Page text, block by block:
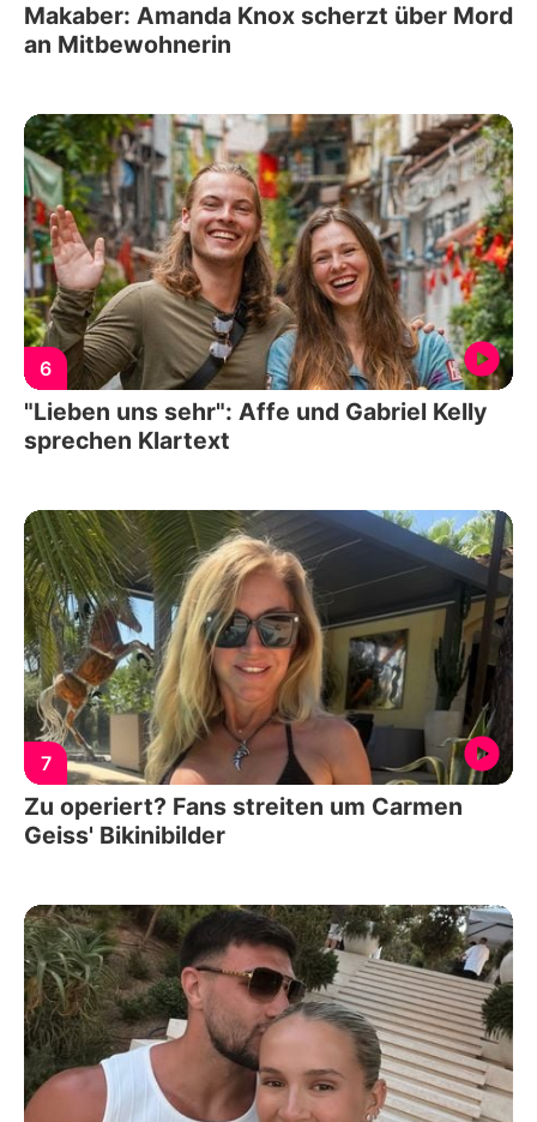
Makaber: Amanda Knox scherzt über Mord
an Mitbewohnerin
6
"Lieben uns sehr": Affe und Gabriel Kelly
sprechen Klartext
7
Zu operiert? Fans streiten um Carmen
Geiss' Bikinibilder